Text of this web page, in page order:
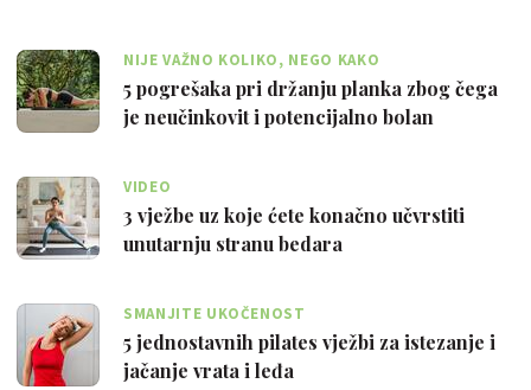
NIJE VAŽNO KOLIKO, NEGO KAKO
5 pogrešaka pri držanju planka zbog čega
je neučinkovit i potencijalno bolan
VIDEO
3 vježbe uz koje ćete konačno učvrstiti
unutarnju stranu bedara
SMANJITE UKOČENOST
5 jednostavnih pilates vježbi za istezanje i
jačanje vrata i leđa